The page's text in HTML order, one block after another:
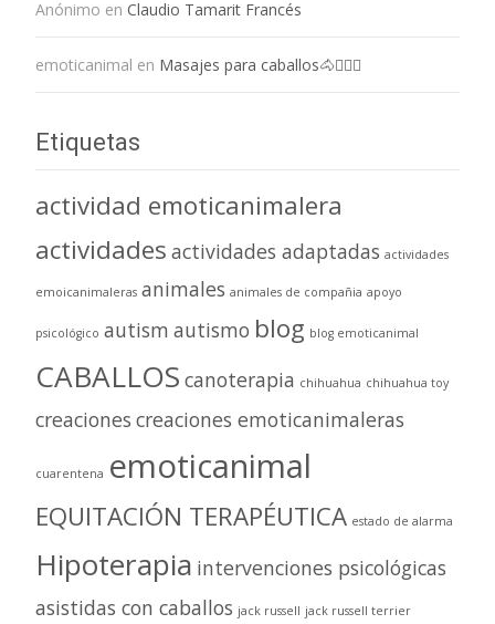
Anónimo en Claudio Tamarit Francés
emoticanimal en Masajes para caballos🐴💆🏻‍♀️
Etiquetas
actividad emoticanimalera
actividades actividades adaptadas actividades
emoicanimaleras animales animales de compañia apoyo
psicológico autism autismo blog blog emoticanimal
CABALLOS canoterapia chihuahua chihuahua toy
creaciones creaciones emoticanimaleras
cuarentena emoticanimal
EQUITACIÓN TERAPÉUTICA estado de alarma
Hipoterapia intervenciones psicológicas
asistidas con caballos jack russell jack russell terrier